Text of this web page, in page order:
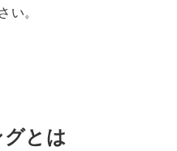
。
とは